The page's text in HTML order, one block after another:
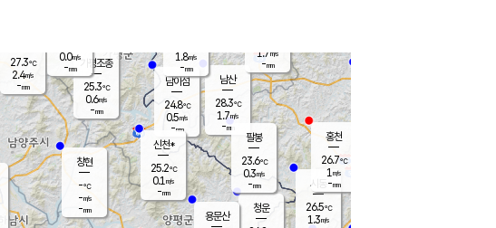
남이섬
24.8℃
0.5m/s
-mm
남산
28.3℃
1.7m/s
-mm
청운
팔봉
23.6℃
0.3m/s
-mm
1.8m/s
-mm
가평조종
25.3℃
0.6m/s
-mm
27.3℃
2.4m/s
-mm
신천*
25.2℃
0.1 m/s
-mm
창현
-℃
-m/s
-mm
0.0m/s
-mm
시동
26.5℃
1.3m/s
용문산
홍천
26.7℃
1 m/s
-mm
1.7 m/s
-mm